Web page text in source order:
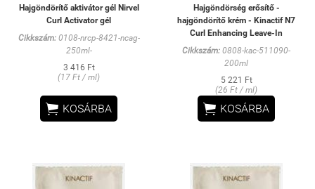
Hajgöndörítő aktivátor gél Nirvel
Curl Activator gél
Cikkszám:0108-nrcp-8421-ncag-
250ml-
3 416 Ft
(17 Ft / ml)
 KOSÁRBA
Hajgöndörség erősítő -
hajgöndörítő krém - Kinactif N7
Curl Enhancing Leave-In
Cikkszám: 0808-kac-511090-
200ml
5 221 Ft
(26 Ft / ml)
 KOSÁRBA